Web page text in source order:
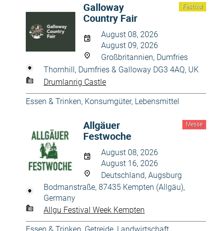
Festival
Galloway
Country Fair
August 08, 2026
August 09, 2026
Großbritannien, Dumfries
Thornhill, Dumfries & Galloway DG3 4AQ, UK
Drumlanrig Castle
Essen & Trinken, Konsumgüter, Lebensmittel
Messe
Allgäuer
Festwoche
August 08, 2026
August 16, 2026
Deutschland, Augsburg
Bodmanstraße, 87435 Kempten (Allgäu),
Germany
Allgu Festival Week Kempten